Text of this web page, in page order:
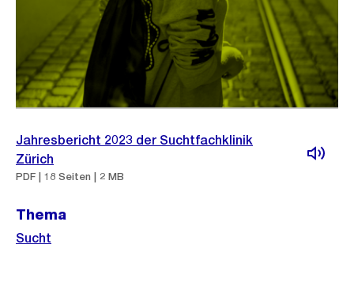
Jahresbericht 2023 der Suchtfachklinik
Zürich
PDF | 18 Seiten | 2 MB
Thema
Sucht